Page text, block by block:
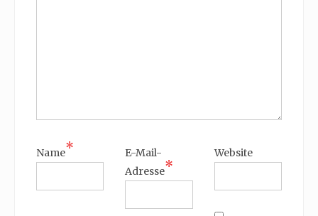
Name*
E-Mail-
Adresse*
Website